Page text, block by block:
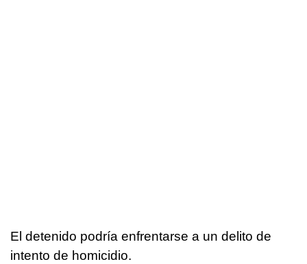
El detenido podría enfrentarse a un delito de
intento de homicidio.